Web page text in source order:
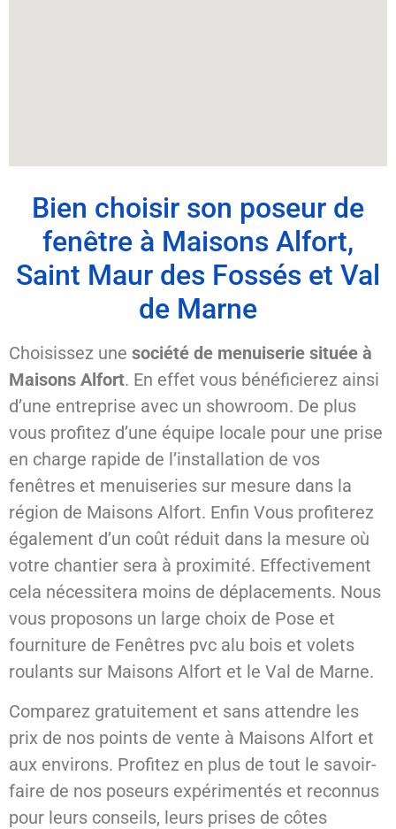
Bien choisir son poseur de
fenêtre à Maisons Alfort,
Saint Maur des Fossés et Val
de Marne
Choisissez une société de menuiserie située à
Maisons Alfort. En effet vous bénéficierez ainsi
d’une entreprise avec un showroom. De plus
vous profitez d’une équipe locale pour une prise
en charge rapide de l’installation de vos
fenêtres et menuiseries sur mesure dans la
région de Maisons Alfort. Enfin Vous profiterez
également d’un coût réduit dans la mesure où
votre chantier sera à proximité. Effectivement
cela nécessitera moins de déplacements. Nous
vous proposons un large choix de Pose et
fourniture de Fenêtres pvc alu bois et volets
roulants sur Maisons Alfort et le Val de Marne.
Comparez gratuitement et sans attendre les
prix de nos points de vente à Maisons Alfort et
aux environs. Profitez en plus de tout le savoir-
faire de nos poseurs expérimentés et reconnus
pour leurs conseils, leurs prises de côtes